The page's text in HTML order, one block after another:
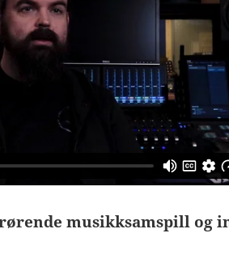
musikksamspill og